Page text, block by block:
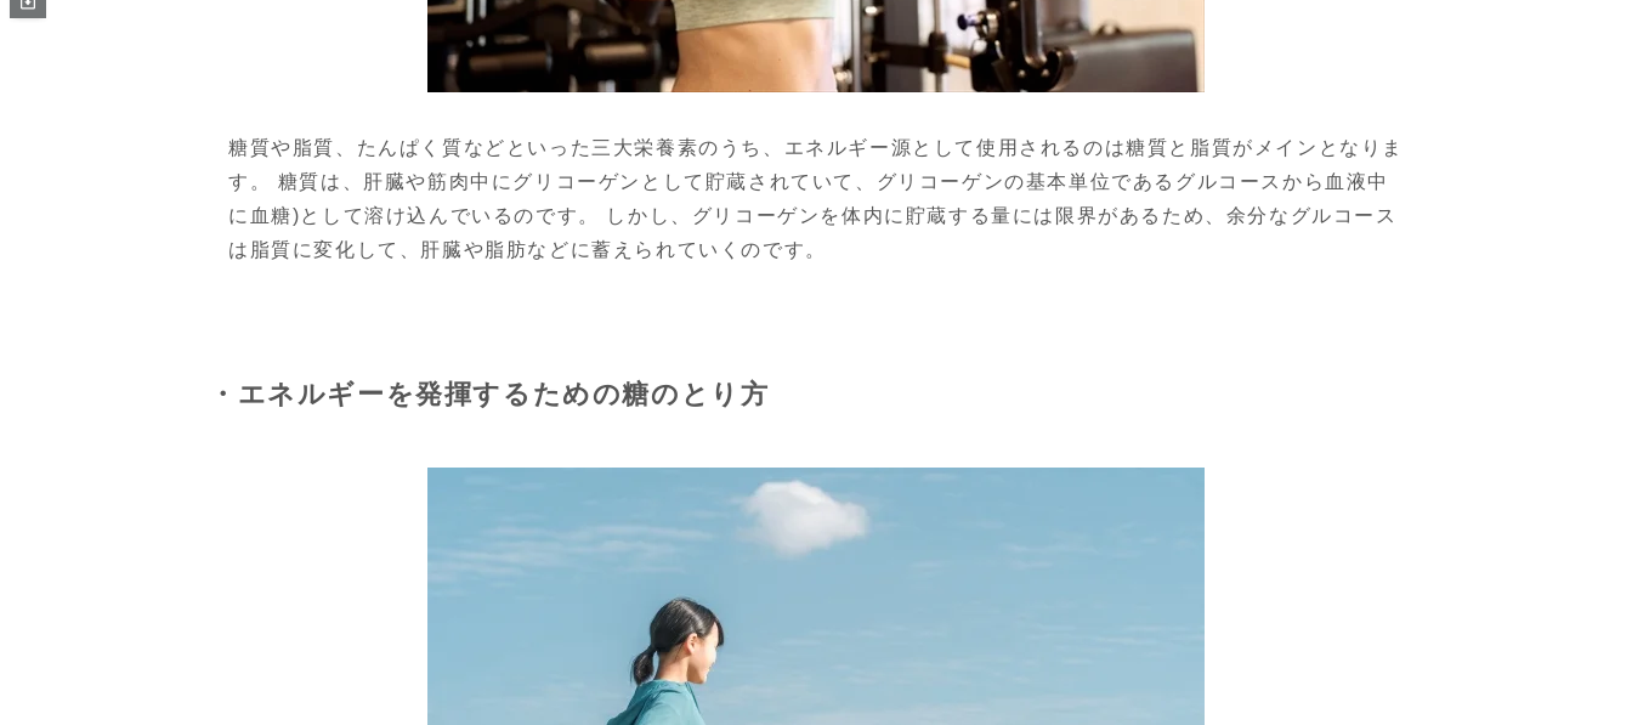
糖質や脂質、たんぱく質などといった三大栄養素のうち、エネルギー源として使用されるのは糖質と脂質がメインとなりま
す。 糖質は、肝臓や筋肉中にグリコーゲンとして貯蔵されていて、グリコーゲンの基本単位であるグルコースから血液中
に血糖)として溶け込んでいるのです。 しかし、グリコーゲンを体内に貯蔵する量には限界があるため、余分なグルコース
は脂質に変化して、肝臓や脂肪などに蓄えられていくのです。
・エネルギーを発揮するための糖のとり方